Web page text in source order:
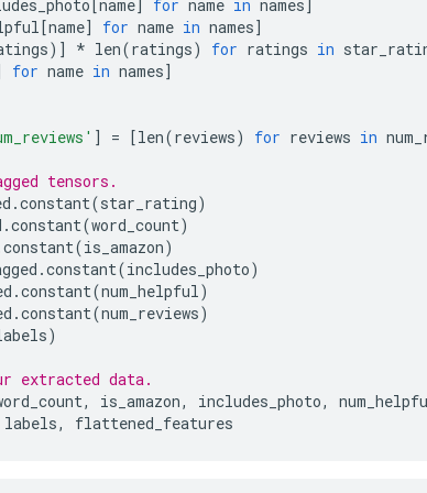
[name] for name in names]
[name] for name in names]
)] * len(ratings) for ratings in
for name in names]
] = [len(reviews) for reviews in
tensors.
.constant(star_rating)
.constant(word_count)
constant(is_amazon)
.constant(includes_photo)
.constant(num_helpful)
.constant(num_reviews)
)
extracted data.
, is_amazon, includes_photo,
labels, flattened_features